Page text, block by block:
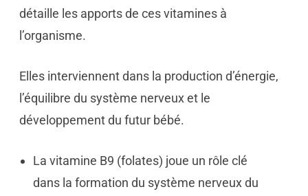
détaille les apports de ces vitamines à
l’organisme.
Elles interviennent dans la production d’énergie,
l’équilibre du système nerveux et le
développement du futur bébé.
La vitamine B9 (folates) joue un rôle clé
dans la formation du système nerveux du